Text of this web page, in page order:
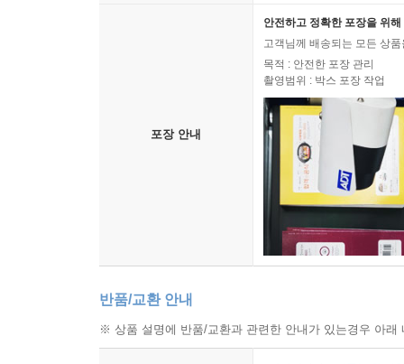
언어는 우리 삶에서 너무나 중추적이므로 종교
지능을 구성하는 다른 탁월함들, 즉 사물들의 중
방식-1) 언어, 2) 논리-수학, 3) 음악, 4) 신체운동,
인간의 뇌는 우리의 개성을 담고 있는 물리적 집
타인, 물리적?사회적 생태계와 의미의 세상에
순례자라는 것을 말해준다. 인간의 삶은 탐구하는
의식(consciousness)이란 다른 누군가에게 알릴
포장 안내
안전하고 정확한 포장을 위
고객님께 배송되는 모든 상
목적 : 안전한 포장 관리
촬영범위 : 박스 포장 작업
반품/교환 안내
※ 상품 설명에 반품/교환과 관련한 안내가 있는경우 아